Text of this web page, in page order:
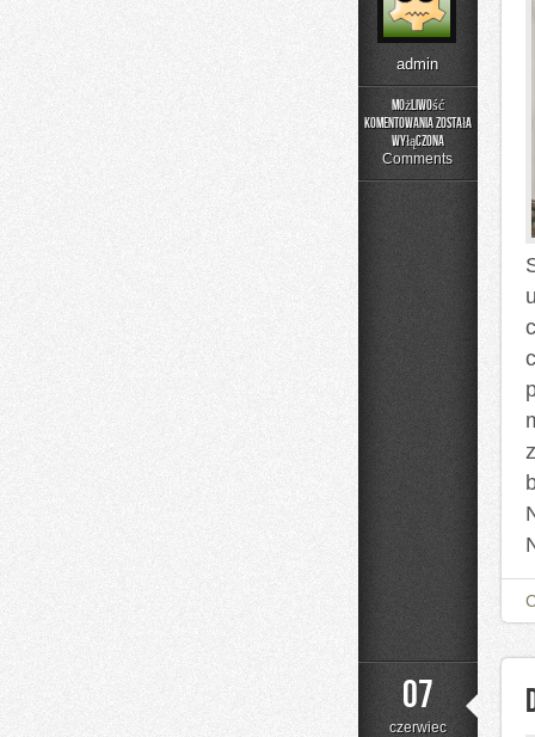
admin
Możliwość
komentowania
Catering
została
wyłączona
Comments
07
czerwiec